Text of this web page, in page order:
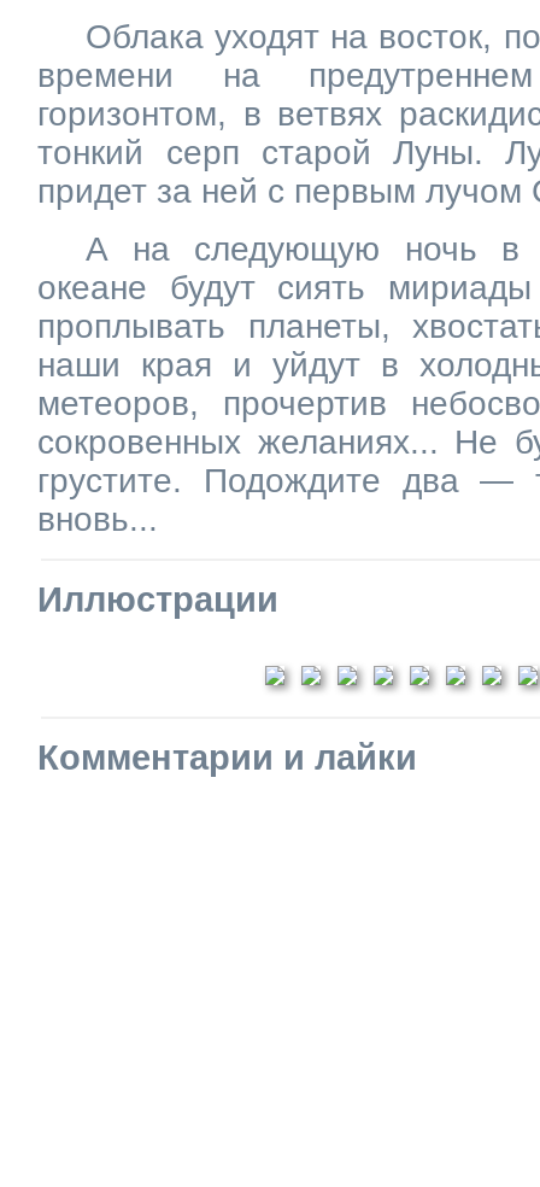
Облака уходят на восток,
времени на
горизонтом, в ветвях
тонкий серп старой Луны.
придет за ней с первым лучом
А на следующую ночь в
океане будут сиять мириады
проплывать планеты,
наши края и уйдут в
метеоров, прочертив
сокровенных желаниях... Не
грустите. Подождите два —
вновь...
Иллюстрации
Комментарии и лайки